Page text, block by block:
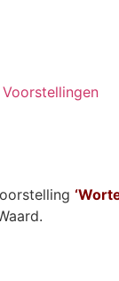
Voorstellingen